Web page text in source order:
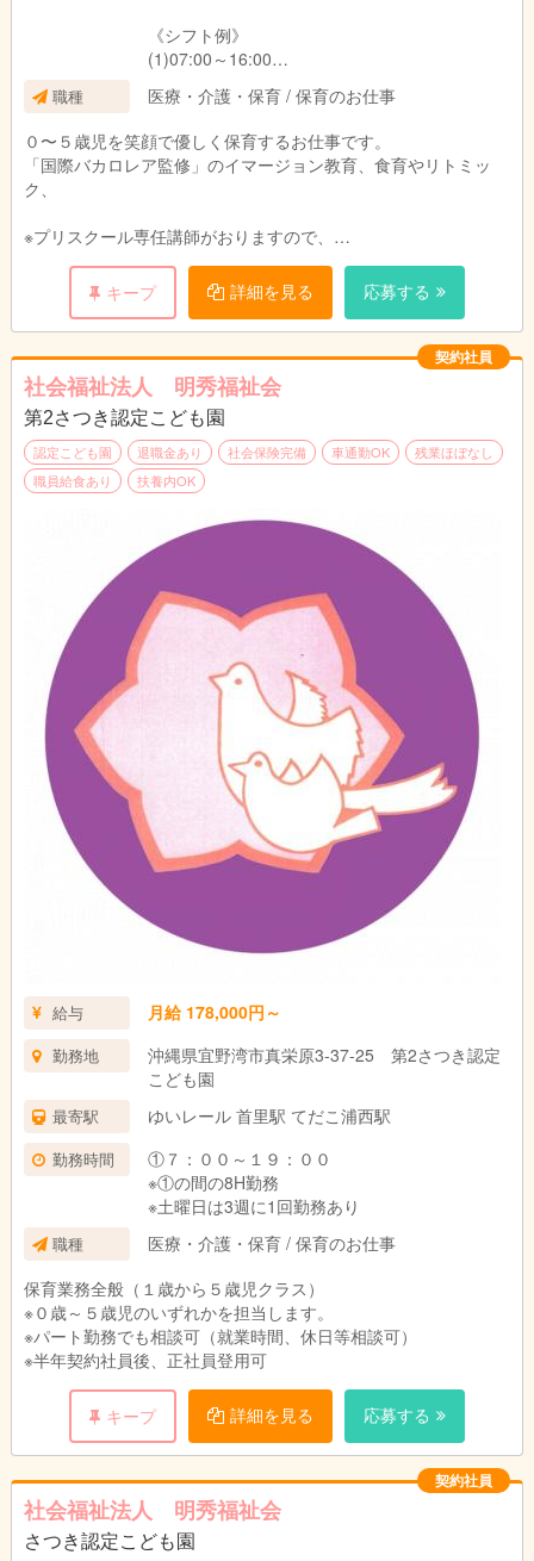
《シフト例》
(1)07:00～16:00
(2)09:00～18:00
(3)10:00～19:00など
職種
医療・介護・保育 / 保育のお仕事
０〜５歳児を笑顔で優しく保育するお仕事です。
「国際バカロレア監修」のイマージョン教育、食育やリトミッ
ク、
※プリスクール専任講師がおりますので、
保育士は英語必須ではありません。
※ブランクのある方でもOK。
キープ 詳細を見る 応募する
契約社員
社会福祉法人 明秀福祉会
第2さつき認定こども園
認定こども園 退職金あり 社会保険完備 車通勤OK
残業ほぼなし
職員給食あり
扶養内OK
給与 月給 178,000円～
勤務地
沖縄県宜野湾市真栄原3-37-25 第2さつき認定
こども園
最寄駅 ゆいレール 首里駅 てだこ浦西駅
勤務時間
①７：００～１９：００
※①の間の8H勤務
※土曜日は3週に1回勤務あり
職種
医療・介護・保育 / 保育のお仕事
保育業務全般（１歳から５歳児クラス）
※０歳～５歳児のいずれかを担当します。
※パート勤務でも相談可（就業時間、休日等相談可）
※半年契約社員後、正社員登用可
キープ 詳細を見る 応募する
契約社員
社会福祉法人 明秀福祉会
さつき認定こども園